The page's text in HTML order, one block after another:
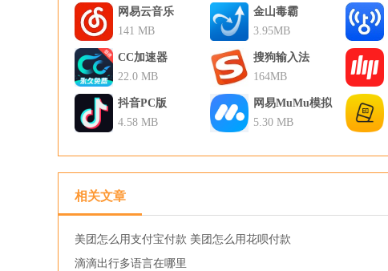
网易云音乐
141 MB
金山毒霸
3.95MB
CC加速器
22.0 MB
搜狗输入法
164MB
抖音PC版
4.58 MB
网易MuMu模拟
器
5.30 MB
相关文章
美团怎么用支付宝付款 美团怎么用花呗付款
滴滴出行多语言在哪里